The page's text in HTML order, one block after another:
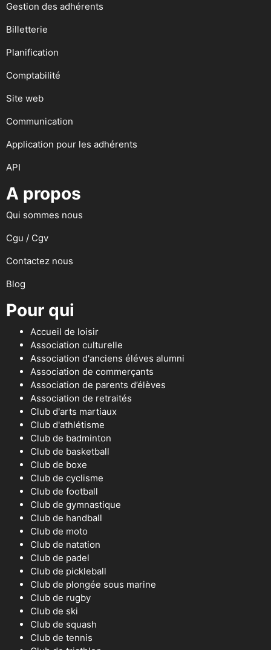
Gestion des adhérents
Billetterie
Planification
Comptabilité
Site web
Communication
Application pour les adhérents
API
A propos
Qui sommes nous
Cgu / Cgv
Contactez nous
Blog
Pour qui
Accueil de loisir
Association culturelle
Association d'anciens éléves alumni
Association de commerçants
Association de parents d’élèves
Association de retraités
Club d'arts martiaux
Club d'athlétisme
Club de badminton
Club de basketball
Club de boxe
Club de cyclisme
Club de football
Club de gymnastique
Club de handball
Club de moto
Club de natation
Club de padel
Club de pickleball
Club de plongée sous marine
Club de rugby
Club de ski
Club de squash
Club de tennis